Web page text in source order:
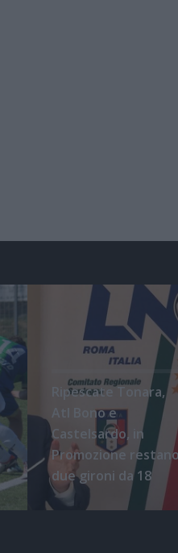
Ripescate Tonara,
Atl Bono e
Castelsardo, in
Promozione restano
due gironi da 18